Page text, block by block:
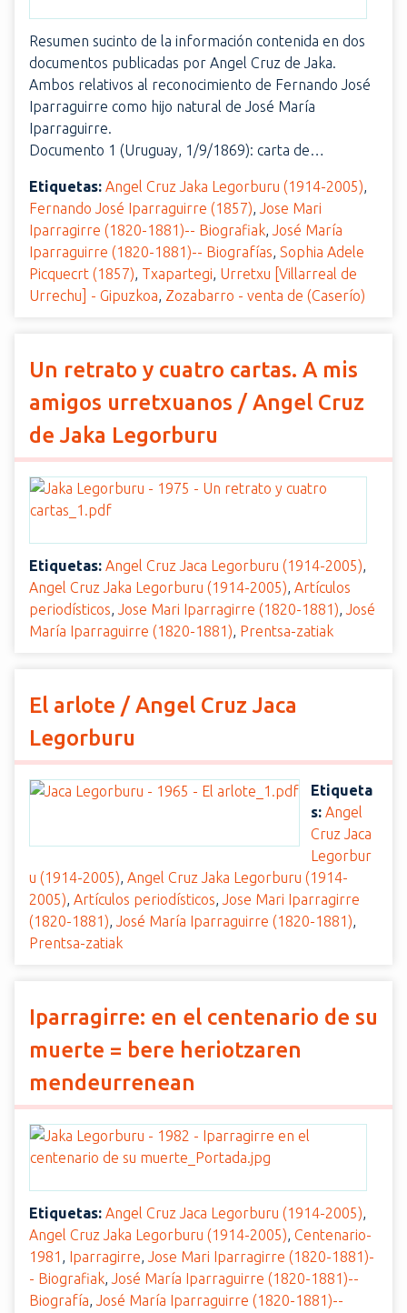
Resumen sucinto de la información contenida en dos
documentos publicadas por Angel Cruz de Jaka.
Ambos relativos al reconocimiento de Fernando José
Iparraguirre como hijo natural de José María
Iparraguirre.
Documento 1 (Uruguay, 1/9/1869): carta de…
Etiquetas: Angel Cruz Jaka Legorburu (1914-2005),
Fernando José Iparraguirre (1857), Jose Mari
Iparragirre (1820-1881)-- Biografiak, José María
Iparraguirre (1820-1881)-- Biografías, Sophia Adele
Picquecrt (1857), Txapartegi, Urretxu [Villarreal de
Urrechu] - Gipuzkoa, Zozabarro - venta de (Caserío)
Un retrato y cuatro cartas. A mis
amigos urretxuanos / Angel Cruz
de Jaka Legorburu
Etiquetas: Angel Cruz Jaca Legorburu (1914-2005),
Angel Cruz Jaka Legorburu (1914-2005), Artículos
periodísticos, Jose Mari Iparragirre (1820-1881), José
María Iparraguirre (1820-1881), Prentsa-zatiak
El arlote / Angel Cruz Jaca
Legorburu
Etiqueta
s: Angel
Cruz Jaca
Legorbur
u (1914-2005), Angel Cruz Jaka Legorburu (1914-
2005), Artículos periodísticos, Jose Mari Iparragirre
(1820-1881), José María Iparraguirre (1820-1881),
Prentsa-zatiak
Iparragirre: en el centenario de su
muerte = bere heriotzaren
mendeurrenean
Etiquetas: Angel Cruz Jaca Legorburu (1914-2005),
Angel Cruz Jaka Legorburu (1914-2005), Centenario-
1981 , Iparragirre, Jose Mari Iparragirre (1820-1881)-
- Biografiak, José María Iparraguirre (1820-1881)--
Biografía, José María Iparraguirre (1820-1881)--